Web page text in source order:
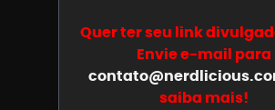
Quer ter seu link
Envie e-mail para
saiba mais!